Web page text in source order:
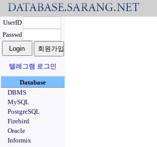
UserID
Passwd
텔레그램 로그인
Database
DBMS
MySQL
PostgreSQL
Firebird
Oracle
Informix